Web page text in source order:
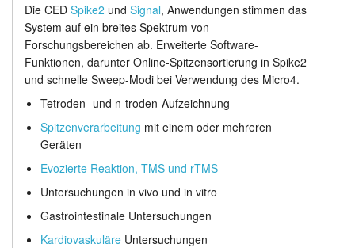
Anleitung
Kundendienst
Erweiterungsgeräte
Preisliste
Die CED Spike2 und Signal, Anwendungen stimmen das
System auf ein breites Spektrum von
Forschungsbereichen ab. Erweiterte Software-
Funktionen, darunter Online-Spitzensortierung in Spike2
und schnelle Sweep-Modi bei Verwendung des Micro4.
Tetroden- und n-troden-Aufzeichnung
Spitzenverarbeitung mit einem oder mehreren
Geräten
Evozierte Reaktion, TMS und rTMS
Untersuchungen in vivo und in vitro
Gastrointestinale Untersuchungen
KardiovaskuläreUntersuchungen